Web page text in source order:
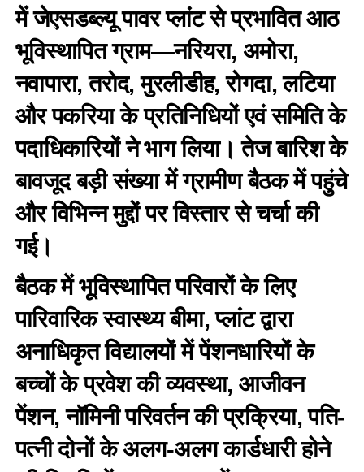
में जेएसडब्ल्यू पावर प्लांट से प्रभावित आठ
भूविस्थापित ग्राम—नरियरा, अमोरा,
नवापारा, तरोद, मुरलीडीह, रोगदा, लटिया
और पकरिया के प्रतिनिधियों एवं समिति के
पदाधिकारियों ने भाग लिया। तेज बारिश के
बावजूद बड़ी संख्या में ग्रामीण बैठक में पहुंचे
और विभिन्न मुद्दों पर विस्तार से चर्चा की
गई।
बैठक में भूविस्थापित परिवारों के लिए
पारिवारिक स्वास्थ्य बीमा, प्लांट द्वारा
अनाधिकृत विद्यालयों में पेंशनधारियों के
बच्चों के प्रवेश की व्यवस्था, आजीवन
पेंशन, नॉमिनी परिवर्तन की प्रक्रिया, पति-
पत्नी दोनों के अलग-अलग कार्डधारी होने